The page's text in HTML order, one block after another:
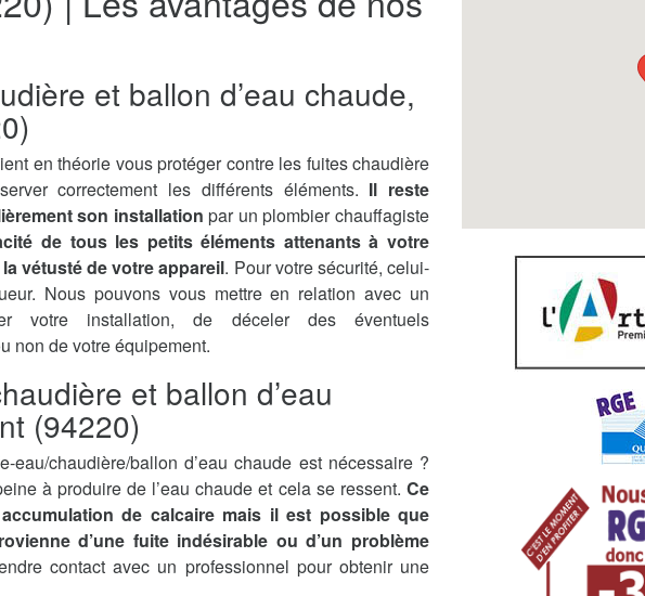
et ballon d’eau chaude,
en théorie vous protéger contre les fuites chaudière
correctement les différents éléments. Il reste
son installation par un plombier chauffagiste
de tous les petits éléments attenants à votre
vétusté de votre appareil. Pour votre sécurité, celui-
Nous pouvons vous mettre en relation avec un
votre installation, de déceler des éventuels
non de votre équipement.
et ballon d’eau
(94220)
chaudière/ballon d’eau chaude est nécessaire ?
à produire de l’eau chaude et cela se ressent. Ce
de calcaire mais il est possible que
d’une fuite indésirable ou d’un problème
contact avec un professionnel pour obtenir une